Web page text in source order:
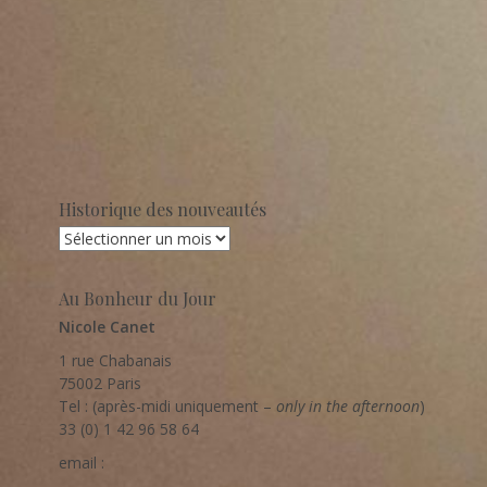
Historique des nouveautés
Historique
Au Bonheur du Jour
Nicole Canet
1 rue Chabanais
75002 Paris
Tel : (après-midi uniquement – only in the afternoon)
33 (0) 1 42 96 58 64
email :